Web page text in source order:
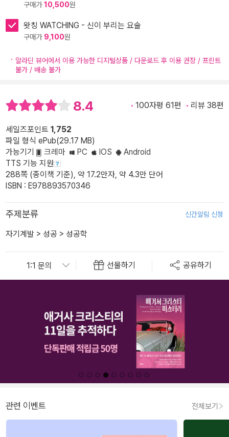
구매가10,500원
왓칭 WATCHING - 신이 부리는 요술
구매가 9,100원
알라딘 뷰어에서 이용 가능한 디지털상품 / 다운로드 후 이용 권장 / 프린트
불가 / 배송 불가
8.4 100자평 61편 리뷰 38편
세일즈포인트 1,752
파일 형식 ePub(29.17 MB)
가능기기
크레마 PC IOS
Android
TTS 기능 지원
288쪽 (종이책 기준), 약 17.2만자, 약 4.3만 단어
ISBN : E978893570346
주제분류 신간알림 신청
자기계발 > 성공 > 성공학
선물하기 공유하기
관련 이벤트 전체보기